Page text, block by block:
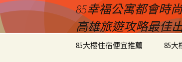
85幸福公寓都會時
高雄旅遊攻略最佳
85大樓住宿便宜推薦 85大